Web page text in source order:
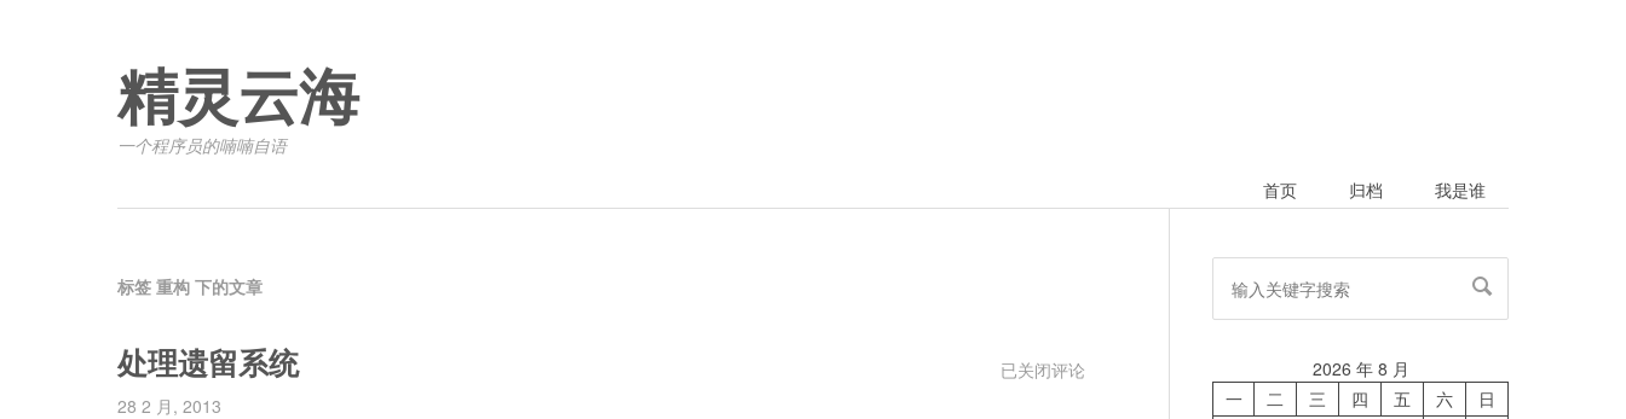
精灵云海
一个程序员的喃喃自语
首页
归档 我是谁
标签 重构 下的文章
处理遗留系统
28 2 月, 2013
处
已关闭评论
2026 年 8 月
一
二 三 四 五 六
日